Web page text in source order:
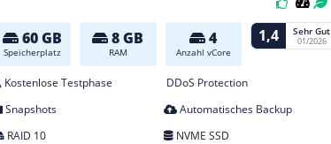
60 GB
Speicherplatz
8 GB
RAM
4
Anzahl vCore
1,4 Sehr Gut
01/2026
Kostenlose Testphase
DDoS Protection
Snapshots
Automatisches Backup
RAID 10
NVME SSD